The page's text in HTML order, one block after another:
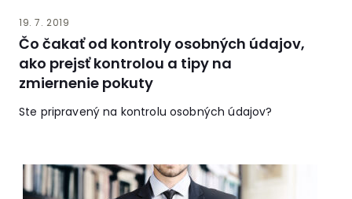
19. 7. 2019
Čo čakať od kontroly osobných údajov,
ako prejsť kontrolou a tipy na
zmiernenie pokuty
Ste pripravený na kontrolu osobných údajov?